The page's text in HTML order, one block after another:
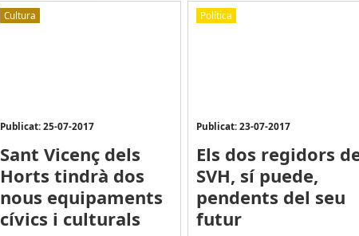
Cultura
Publicat: 25-07-2017
Sant Vicenç dels
Horts tindrà dos
nous equipaments
cívics i culturals
Política
Publicat: 23-07-2017
Els dos regidors
SVH, sí puede,
pendents del seu
futur